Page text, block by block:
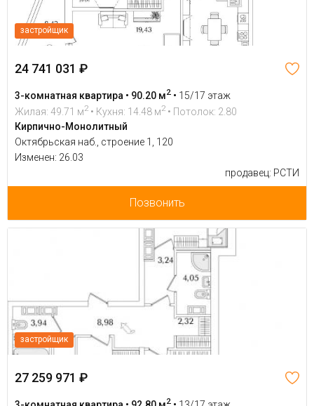
застройщик
24 741 031 ₽
3-комнатная квартира • 90.20 м2 • 15/17 этаж
Жилая: 49.71 м2 • Кухня: 14.48 м2 • Потолок: 2.80
Кирпично-Монолитный
Октябрьская наб., строение 1, 120
Изменен: 26.03
продавец: РСТИ
Позвонить
застройщик
27 259 971 ₽
2